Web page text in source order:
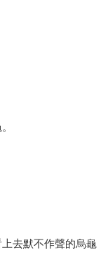
去默不作聲的烏龜